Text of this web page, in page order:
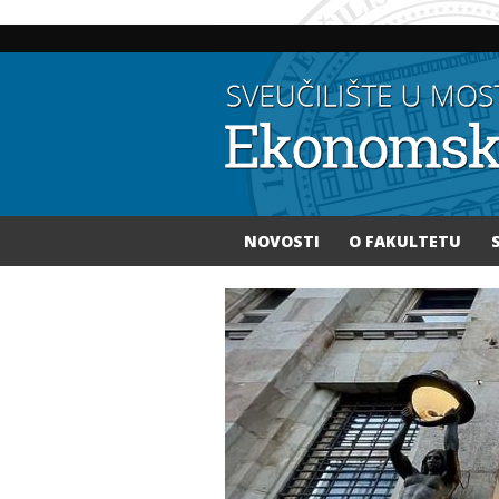
NOVOSTI O FAKULTETU
Vi ste ovdje